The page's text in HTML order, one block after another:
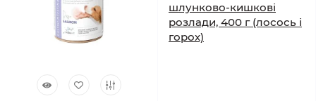
шлунково-кишкові
розлади, 400 г (лосось і
горох)